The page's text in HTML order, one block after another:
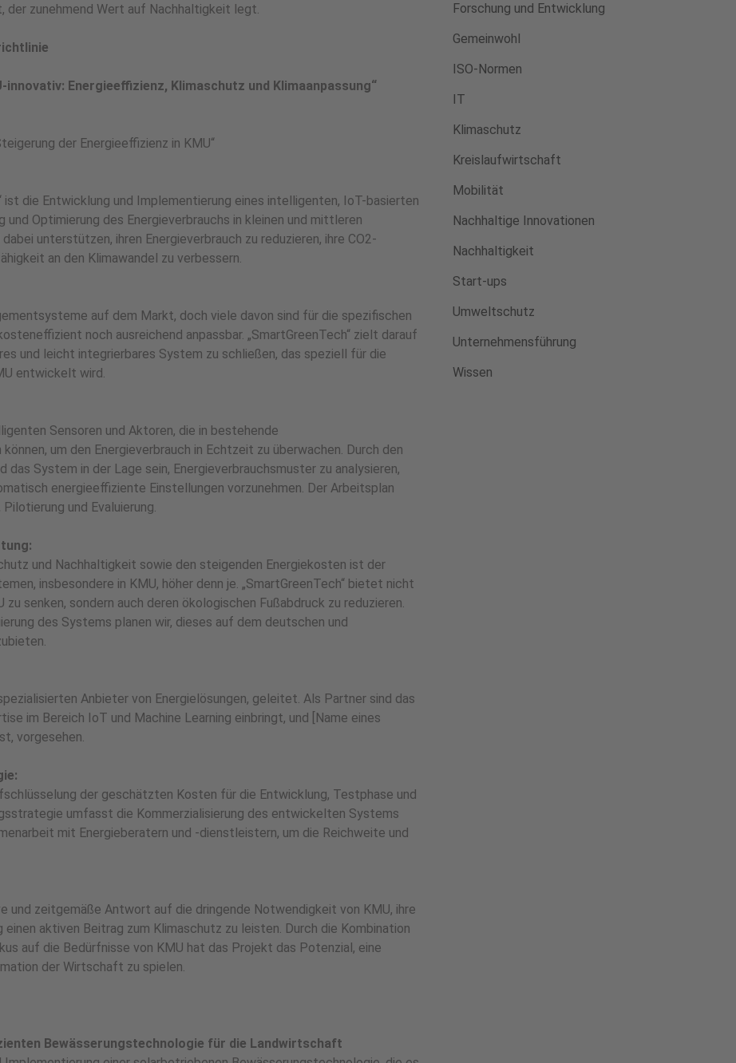
zunehmend Wert auf Nachhaltigkeit legt.
Energieeffizienz, Klimaschutz und Klimaanpassung“
der Energieeffizienz in KMU“
ist die Entwicklung und Implementierung eines intelligenten, IoT-basierten
Optimierung des Energieverbrauchs in kleinen und mittleren
unterstützen, ihren Energieverbrauch zu reduzieren, ihre CO2-
an den Klimawandel zu verbessern.
auf dem Markt, doch viele davon sind für die spezifischen
noch ausreichend anpassbar. „SmartGreenTech“ zielt darauf
und leicht integrierbares System zu schließen, das speziell für die
entwickelt wird.
Sensoren und Aktoren, die in bestehende
um den Energieverbrauch in Echtzeit zu überwachen. Durch den
das System in der Lage sein, Energieverbrauchsmuster zu analysieren,
energieeffiziente Einstellungen vorzunehmen. Der Arbeitsplan
und Evaluierung.
und Nachhaltigkeit sowie den steigenden Energiekosten ist der
insbesondere in KMU, höher denn je. „SmartGreenTech“ bietet nicht
senken, sondern auch deren ökologischen Fußabdruck zu reduzieren.
des Systems planen wir, dieses auf dem deutschen und
Anbieter von Energielösungen, geleitet. Als Partner sind das
im Bereich IoT und Machine Learning einbringt, und [Name eines
vorgesehen.
der geschätzten Kosten für die Entwicklung, Testphase und
umfasst die Kommerzialisierung des entwickelten Systems
mit Energieberatern und -dienstleistern, um die Reichweite und
und zeitgemäße Antwort auf die dringende Notwendigkeit von KMU, ihre
aktiven Beitrag zum Klimaschutz zu leisten. Durch die Kombination
auf die Bedürfnisse von KMU hat das Projekt das Potenzial, eine
der Wirtschaft zu spielen.
Bewässerungstechnologie für die Landwirtschaft
Forschung und Entwicklung
Gemeinwohl
ISO-Normen
IT
Klimaschutz
Kreislaufwirtschaft
Mobilität
Nachhaltige Innovationen
Nachhaltigkeit
Start-ups
Umweltschutz
Unternehmensführung
Wissen